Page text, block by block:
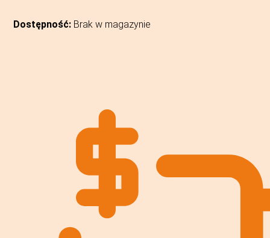
Dostępność: Brak w magazynie